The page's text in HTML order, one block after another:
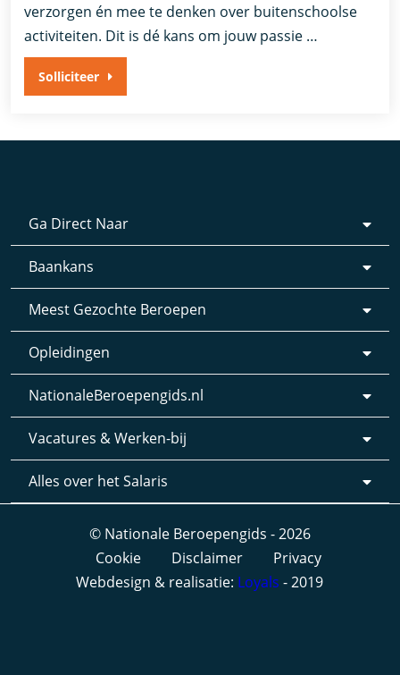
verzorgen én mee te denken over buitenschoolse
activiteiten. Dit is dé kans om jouw passie …
Solliciteer
Ga Direct Naar
Baankans
Meest Gezochte Beroepen
Opleidingen
NationaleBeroepengids.nl
Vacatures & Werken-bij
Alles over het Salaris
© Nationale Beroepengids - 2026
Cookie
Disclaimer
Privacy
Webdesign & realisatie: Loyals - 2019